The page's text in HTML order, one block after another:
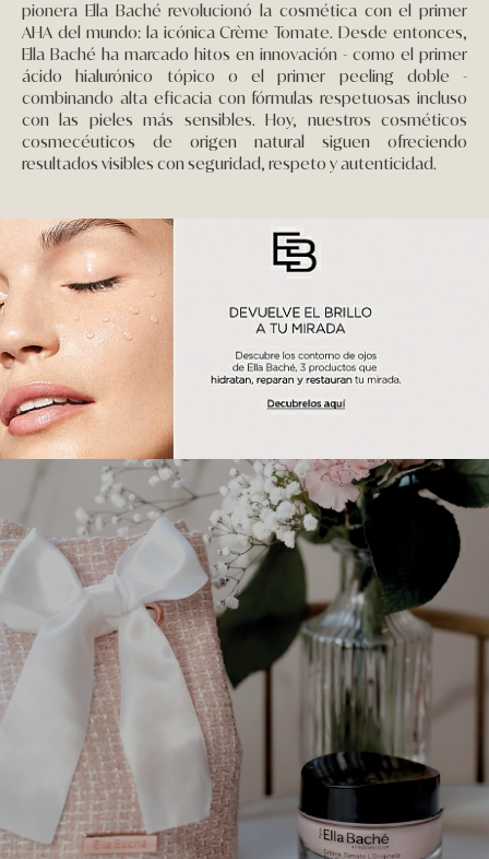
pionera Ella Baché revolucionó la cosmética con el primer
AHA del mundo: la icónica Crème Tomate. Desde entonces,
Ella Baché ha marcado hitos en innovación - como el primer
ácido hialurónico tópico o el primer peeling doble -
combinando alta eficacia con fórmulas respetuosas incluso
con las pieles más sensibles. Hoy, nuestros cosméticos
cosmecéuticos de origen natural siguen ofreciendo
resultados visibles con seguridad, respeto y autenticidad.